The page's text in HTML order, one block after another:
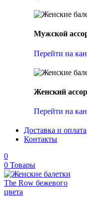
Мужской
Перейти на
Женский
Перейти на
Доставка и оплата
Контакты
0
0 Товары